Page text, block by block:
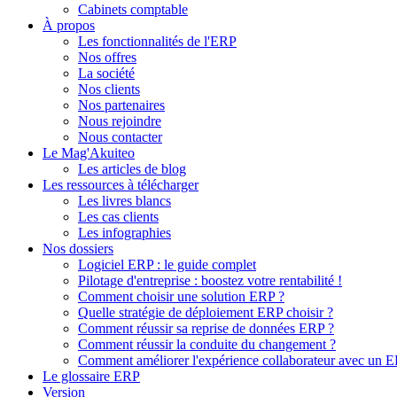
Cabinets comptable
À propos
Les fonctionnalités de l'ERP
Nos offres
La société
Nos clients
Nos partenaires
Nous rejoindre
Nous contacter
Le Mag'Akuiteo
Les articles de blog
Les ressources à télécharger
Les livres blancs
Les cas clients
Les infographies
Nos dossiers
Logiciel ERP : le guide complet
Pilotage d'entreprise : boostez votre rentabilité !
Comment choisir une solution ERP ?
Quelle stratégie de déploiement ERP choisir ?
Comment réussir sa reprise de données ERP ?
Comment réussir la conduite du changement ?
Comment améliorer l'expérience collaborateur avec un
Le glossaire ERP
Version